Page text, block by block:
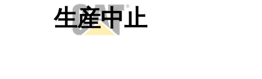
生産中止